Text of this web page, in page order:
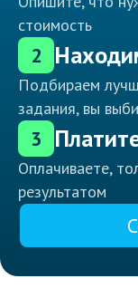
стоимость
2
Подбираем
задания, вы
3
Оплачиваете,
результатом